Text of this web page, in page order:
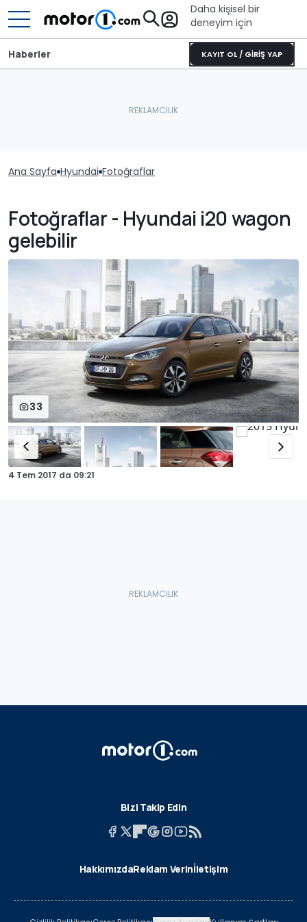
Daha kişisel bir
deneyim için
KAYIT OL / GİRİŞ YAP
Haberler
Ana Sayfa Hyundai Fotoğraflar
Fotoğraflar - Hyundai i20 wagon
gelebilir
33
4 Tem 2017 da 09:21
Bizi Takip Edin
HakkımızdaReklam Verinİletişim